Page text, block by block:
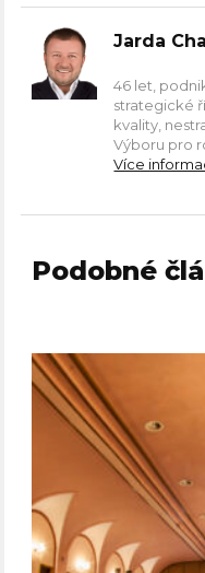
Jarda
46 let,
strategické
kvality,
Výboru pro
Více
Podobné